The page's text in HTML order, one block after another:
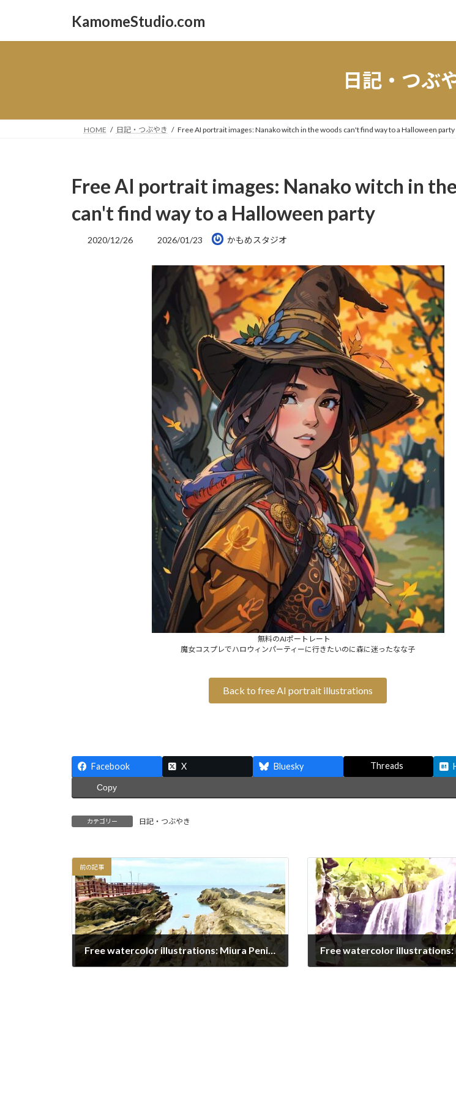
KamomeStudio.com
日記・つぶ
HOME 日記・つぶやき Free AI portrait images: Nanako witch in the woods can't find way to a Halloween party
Free AI portrait images: Nanako witch in
can't find way to a Halloween party
2020/12/26
最
2026/01/23 かもめスタジオ
無料のAIポートレート
魔女コスプレでハロウィンパーティーに行きたいのに森に迷ったなな子
Back to free AI portrait illustrations
Facebook X Bluesky Threads
Copy
カテゴリー 日記・つぶやき
前の記事
Free watercolor illustrations: Miura Peninsula Jogashima Tourist Bridge, JAPAN